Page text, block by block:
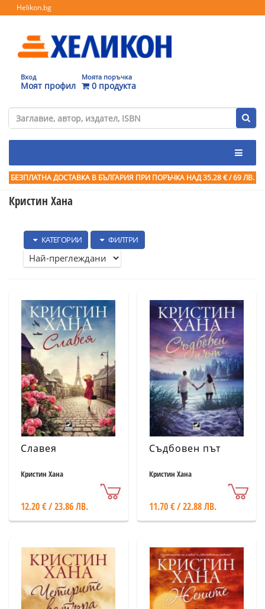
Helikon.bg
Вход
Моят профил
Моята поръчка
0 продукта
БЕЗПЛАТНА ДОСТАВКА В БЪЛГАРИЯ ПРИ ПОРЪЧКА НАД 35.28 € / 69 ЛВ.
Кристин Хана
КАТЕГОРИИ ФИЛТРИ
Славея
Кристин Хана
12.20 € / 23.86 ЛВ.
Съдбовен път
Кристин Хана
11.70 € / 22.88 ЛВ.